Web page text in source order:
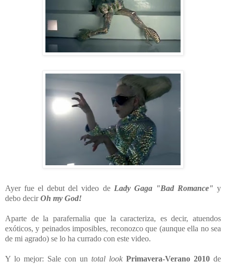
Ayer fue el debut del video de Lady Gaga "Bad Romance" y
debo decirOh my God!
Aparte de la parafernalia que la caracteriza, es decir, atuendos
exóticos, y peinados imposibles, reconozco que (aunque ella no sea
de mi agrado) se lo ha currado con este video.
Y lo mejor: Sale con un total look Primavera-Verano 2010 de